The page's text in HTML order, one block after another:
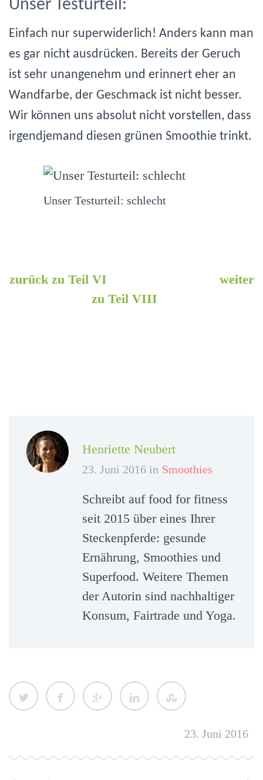
Unser Testurteil:
Einfach nur superwiderlich! Anders kann man
es gar nicht ausdrücken. Bereits der Geruch
ist sehr unangenehm und erinnert eher an
Wandfarbe, der Geschmack ist nicht besser.
Wir können uns absolut nicht vorstellen, dass
irgendjemand diesen grünen Smoothie trinkt.
Unser Testurteil: schlecht
zurück zu Teil VI
weiter
zu Teil VIII
Henriette Neubert
23. Juni 2016 in Smoothies
Schreibt auf food for fitness
seit 2015 über eines Ihrer
Steckenpferde: gesunde
Ernährung, Smoothies und
Superfood. Weitere Themen
der Autorin sind nachhaltiger
Konsum, Fairtrade und Yoga.
23. Juni 2016